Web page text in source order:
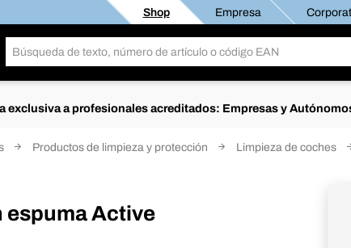
Shop Empresa
exclusiva a profesionales acreditados: Empresas y
Productos de limpieza y protección Limpieza de coches
espuma Active